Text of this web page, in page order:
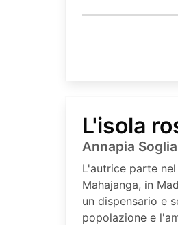
L'isola
Annapia
L'autrice parte
Mahajanga, in
un dispensario e
popolazione e